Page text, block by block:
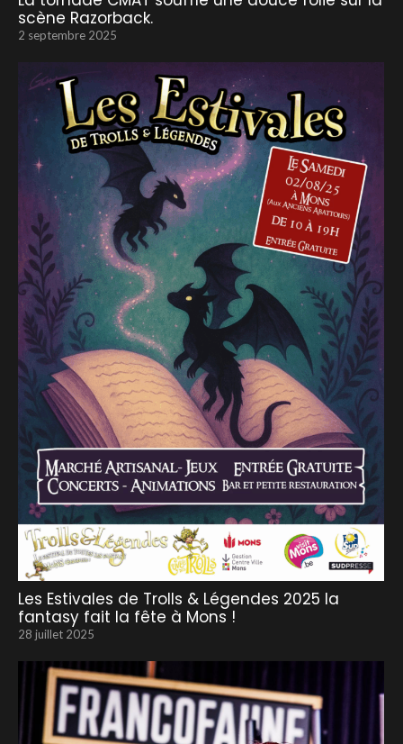
scène Razorback.
2 septembre 2025
Les Estivales de Trolls & Légendes 2025 la
fantasy fait la fête à Mons !
28 juillet 2025